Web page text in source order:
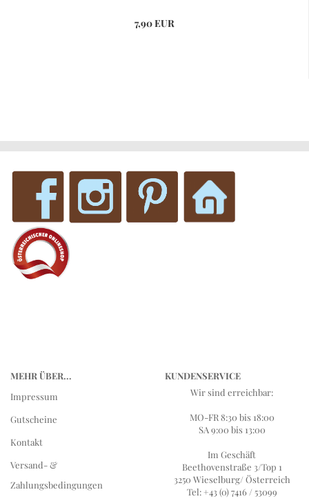
7,90 EUR
MEHR ÜBER...
Impressum
Gutscheine
Kontakt
Versand- &
Zahlungsbedingungen
KUNDENSERVICE
Wir sind erreichbar:
MO-FR 8:30 bis 18:00
SA 9:00 bis 13:00
Im Geschäft
Beethovenstraße 3/Top 1
3250 Wieselburg/ Österreich
Tel: +43 (0) 7416 / 53099